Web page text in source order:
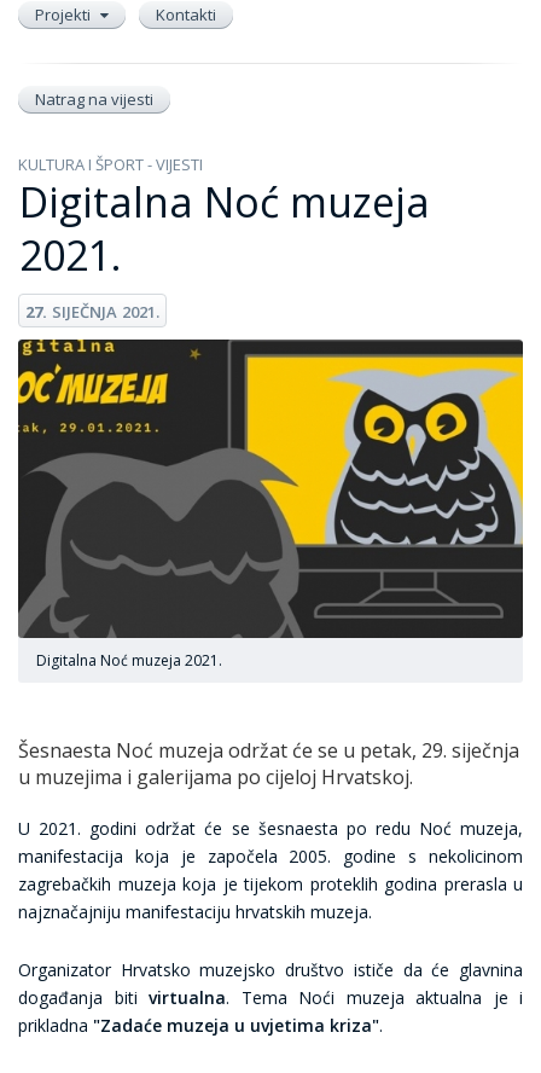
Projekti
Kontakti
Natrag na vijesti
KULTURA I ŠPORT - VIJESTI
Digitalna Noć muzeja
2021.
27. SIJEČNJA 2021.
Digitalna Noć muzeja 2021.
Šesnaesta Noć muzeja održat će se u petak, 29. siječnja
u muzejima i galerijama po cijeloj Hrvatskoj.
U 2021. godini održat će se šesnaesta po redu Noć muzeja,
manifestacija koja je započela 2005. godine s nekolicinom
zagrebačkih muzeja koja je tijekom proteklih godina prerasla u
najznačajniju manifestaciju hrvatskih muzeja.
Organizator Hrvatsko muzejsko društvo ističe da će glavnina
događanja biti virtualna. Tema Noći muzeja aktualna je i
prikladna "Zadaće muzeja u uvjetima kriza".